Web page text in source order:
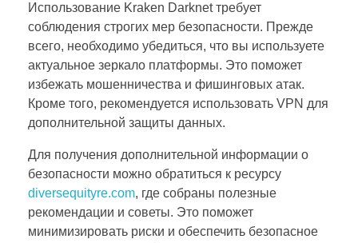
Использование Kraken Darknet требует
соблюдения строгих мер безопасности. Прежде
всего, необходимо убедиться, что вы используете
актуальное зеркало платформы. Это поможет
избежать мошенничества и фишинговых атак.
Кроме того, рекомендуется использовать VPN для
дополнительной защиты данных.
Для получения дополнительной информации о
безопасности можно обратиться к ресурсу
diversequityre.com, где собраны полезные
рекомендации и советы. Это поможет
минимизировать риски и обеспечить безопасное